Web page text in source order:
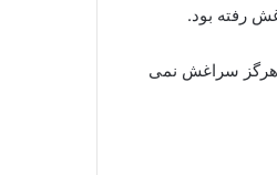
رفته بود.
هرگز سراغش نمی